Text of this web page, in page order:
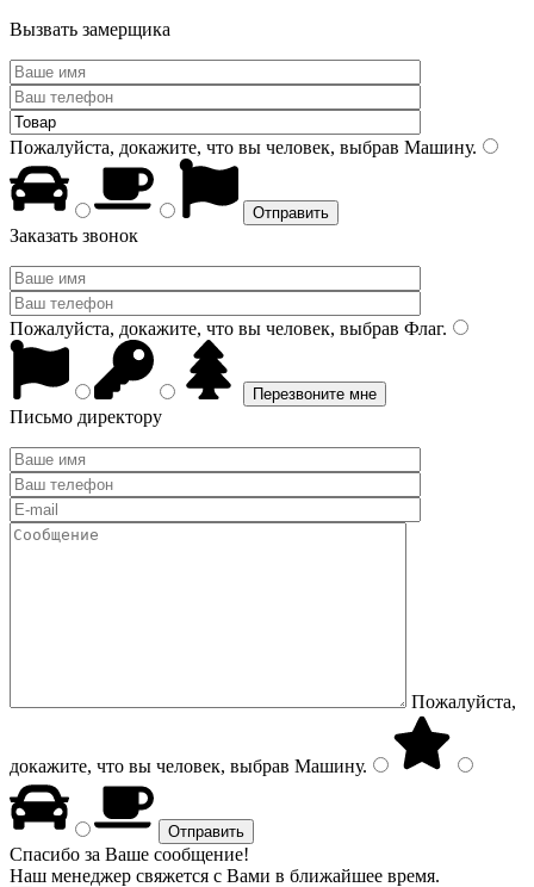
Вызвать замерщика
Пожалуйста, докажите, что вы человек, выбрав Машину.
Заказать звонок
Пожалуйста, докажите, что вы человек, выбрав Флаг.
Письмо директору
Пожалуйста,
докажите, что вы человек, выбрав Машину.
Спасибо за Ваше сообщение!
Наш менеджер свяжется с Вами в ближайшее время.